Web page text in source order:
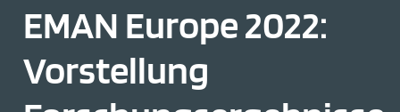
EMAN Europe 2022:
Vorstellung